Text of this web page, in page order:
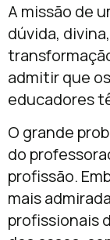
A missão de
dúvida,
admitir que
educadores
O grande
do
profissão.
mais
profissionais